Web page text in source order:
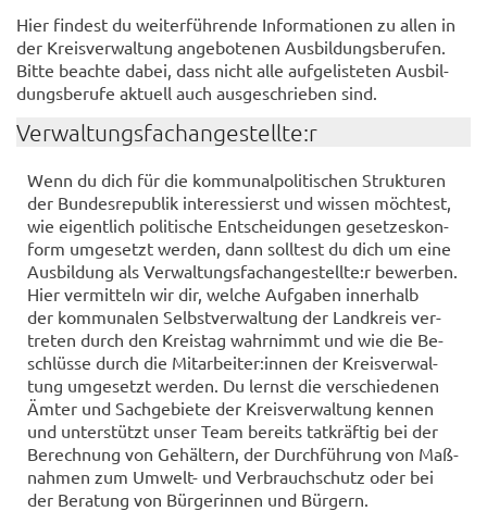
Hier fin­dest du wei­ter­füh­ren­de In­for­ma­tio­nen zu allen in
der Kreis­ver­wal­tung an­ge­bo­te­nen Aus­bil­dungs­be­ru­fen.
Bitte be­ach­te dabei, dass nicht alle auf­ge­lis­te­ten Aus­bil­
dungs­be­ru­fe ak­tu­ell auch aus­ge­schrie­ben sind.
Ver­wal­tungs­fach­an­ge­stell­te:r
Wenn du dich für die kom­mu­nal­po­li­ti­schen Struk­tu­ren
der Bun­des­re­pu­blik in­ter­es­sierst und wis­sen möch­test,
wie ei­gent­lich po­li­ti­sche Ent­schei­dun­gen ge­set­zes­kon­
form um­ge­setzt wer­den, dann soll­test du dich um eine
Aus­bil­dung als Ver­wal­tungs­fach­an­ge­stell­te:r be­wer­ben.
Hier ver­mit­teln wir dir, wel­che Auf­ga­ben in­ner­halb
der kom­mu­na­len Selbst­ver­wal­tung der Land­kreis ver­
tre­ten durch den Kreis­tag wahr­nimmt und wie die Be­
schlüs­se durch die Mit­ar­bei­ter:innen der Kreis­ver­wal­
tung um­ge­setzt wer­den. Du lernst die ver­schie­de­nen
Ämter und Sach­ge­bie­te der Kreis­ver­wal­tung ken­nen
und un­ter­stützt unser Team be­reits tat­kräf­tig bei der
Be­rech­nung von Ge­häl­tern, der Durch­füh­rung von Maß­
nah­men zum Umwelt-​ und Ver­brauch­schutz oder bei
der Be­ra­tung von Bür­ge­rin­nen und Bür­gern.